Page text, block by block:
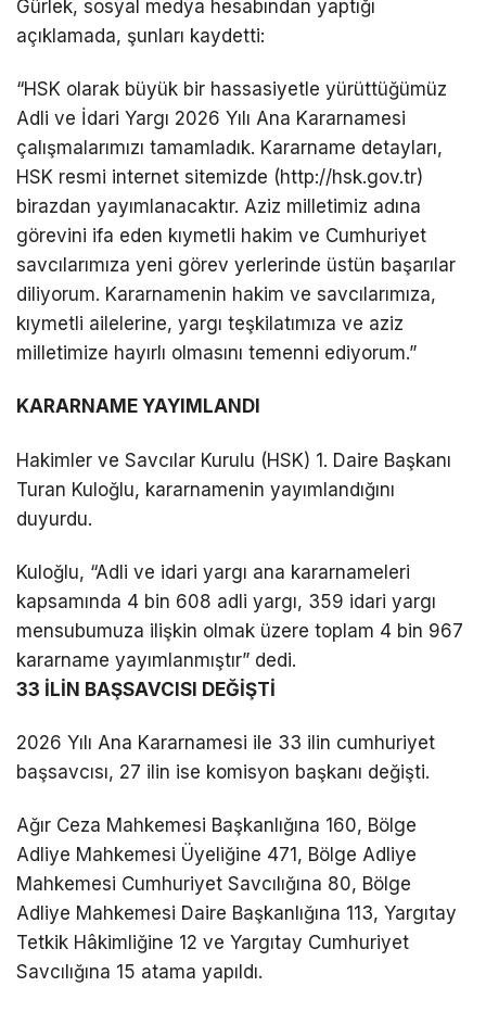
Gürlek, sosyal medya hesabından yaptığı
açıklamada, şunları kaydetti:
“HSK olarak büyük bir hassasiyetle yürüttüğümüz
Adli ve İdari Yargı 2026 Yılı Ana Kararnamesi
çalışmalarımızı tamamladık. Kararname detayları,
HSK resmi internet sitemizde (http://hsk.gov.tr)
birazdan yayımlanacaktır. Aziz milletimiz adına
görevini ifa eden kıymetli hakim ve Cumhuriyet
savcılarımıza yeni görev yerlerinde üstün başarılar
diliyorum. Kararnamenin hakim ve savcılarımıza,
kıymetli ailelerine, yargı teşkilatımıza ve aziz
milletimize hayırlı olmasını temenni ediyorum.”
KARARNAME YAYIMLANDI
Hakimler ve Savcılar Kurulu (HSK) 1. Daire Başkanı
Turan Kuloğlu, kararnamenin yayımlandığını
duyurdu.
Kuloğlu, “Adli ve idari yargı ana kararnameleri
kapsamında 4 bin 608 adli yargı, 359 idari yargı
mensubumuza ilişkin olmak üzere toplam 4 bin 967
kararname yayımlanmıştır” dedi.
33 İLİN BAŞSAVCISI DEĞİŞTİ
2026 Yılı Ana Kararnamesi ile 33 ilin cumhuriyet
başsavcısı, 27 ilin ise komisyon başkanı değişti.
Ağır Ceza Mahkemesi Başkanlığına 160, Bölge
Adliye Mahkemesi Üyeliğine 471, Bölge Adliye
Mahkemesi Cumhuriyet Savcılığına 80, Bölge
Adliye Mahkemesi Daire Başkanlığına 113, Yargıtay
Tetkik Hâkimliğine 12 ve Yargıtay Cumhuriyet
Savcılığına 15 atama yapıldı.